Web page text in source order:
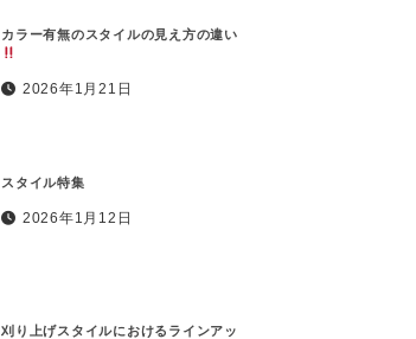
カラー有無のスタイルの見え方の違い
2026年1月21日
スタイル特集
2026年1月12日
刈り上げスタイルにおけるラインアッ